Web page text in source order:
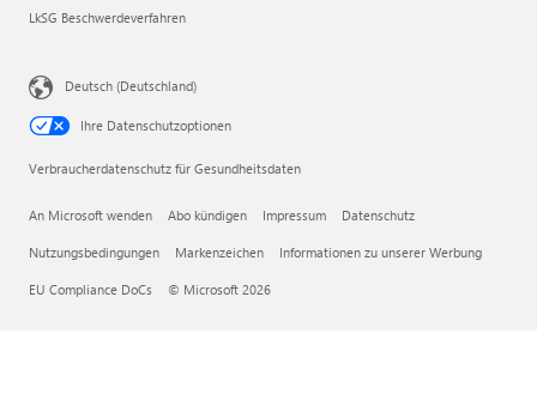
LkSG Beschwerdeverfahren
Deutsch (Deutschland)
Ihre Datenschutzoptionen
Verbraucherdatenschutz für Gesundheitsdaten
An Microsoft wenden Abo kündigen Impressum Datenschutz
Nutzungsbedingungen Markenzeichen Informationen zu unserer Werbung
EU Compliance DoCs © Microsoft 2026